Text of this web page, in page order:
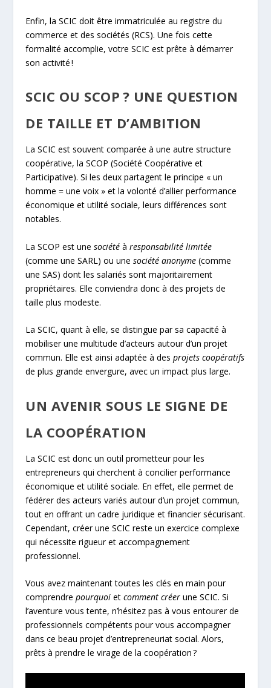
Enfin, la SCIC doit être immatriculée au registre du
commerce et des sociétés (RCS). Une fois cette
formalité accomplie, votre SCIC est prête à démarrer
son activité !
SCIC OU SCOP ? UNE QUESTION
DE TAILLE ET D’AMBITION
La SCIC est souvent comparée à une autre structure
coopérative, la SCOP (Société Coopérative et
Participative). Si les deux partagent le principe « un
homme = une voix » et la volonté d’allier performance
économique et utilité sociale, leurs différences sont
notables.
La SCOP est unesociété àresponsabilité limitée
(comme une SARL) ou unesociété anonyme (comme
une SAS) dont les salariés sont majoritairement
propriétaires. Elle conviendra donc à des projets de
taille plus modeste.
La SCIC, quant à elle, se distingue par sa capacité à
mobiliser une multitude d’acteurs autour d’un projet
commun. Elle est ainsi adaptée à desprojets coopératifs
de plus grande envergure, avec un impact plus large.
UN AVENIR SOUS LE SIGNE DE
LA COOPÉRATION
La SCIC est donc un outil prometteur pour les
entrepreneurs qui cherchent à concilier performance
économique et utilité sociale. En effet, elle permet de
fédérer des acteurs variés autour d’un projet commun,
tout en offrant un cadre juridique et financier sécurisant.
Cependant, créer une SCIC reste un exercice complexe
qui nécessite rigueur et accompagnement
professionnel.
Vous avez maintenant toutes les clés en main pour
comprendrepourquoi etcomment créer une SCIC. Si
l’aventure vous tente, n’hésitez pas à vous entourer de
professionnels compétents pour vous accompagner
dans ce beau projet d’entrepreneuriat social. Alors,
prêts à prendre le virage de la coopération ?